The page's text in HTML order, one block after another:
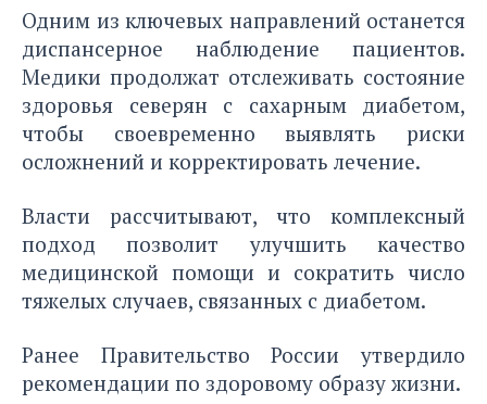
Одним из ключевых направлений останется
диспансерное наблюдение пациентов.
Медики продолжат отслеживать состояние
здоровья северян с сахарным диабетом,
чтобы своевременно выявлять риски
осложнений и корректировать лечение.
Власти рассчитывают, что комплексный
подход позволит улучшить качество
медицинской помощи и сократить число
тяжелых случаев, связанных с диабетом.
Ранее Правительство Россииутвердило
рекомендации по здоровому образу жизни.